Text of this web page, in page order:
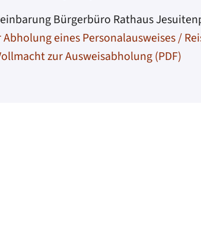
Bürgerbüro Rathaus
eines Personalausweises /
zur Ausweisabholung (PDF)